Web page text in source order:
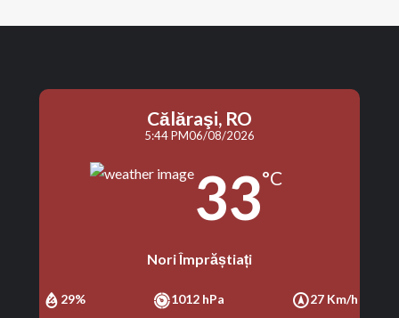
Călăraşi, RO
5:44 PM06/08/2026
33°C
Nori Împrăștiați
29% 1012 hPa 27 Km/h